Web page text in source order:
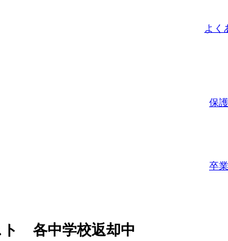
よく
保
卒
各中学校返却中